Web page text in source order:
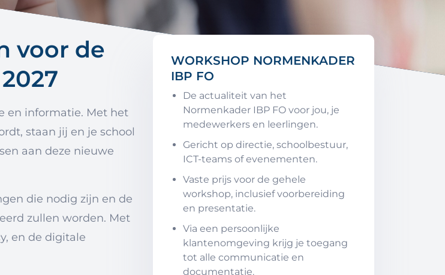
voor de
en informatie. Met het
staan jij en je school
aan deze nieuwe
die nodig zijn en de
zullen worden. Met
en de digitale
WORKSHOP NORMENKADER
IBP FO
De actualiteit van het
Normenkader IBP FO voor jou, je
medewerkers en leerlingen.
Gericht op directie, schoolbestuur,
ICT-teams of evenementen.
Vaste prijs voor de gehele
workshop, inclusief voorbereiding
en presentatie.
Via een persoonlijke
klantenomgeving krijg je toegang
tot alle communicatie en
documentatie.